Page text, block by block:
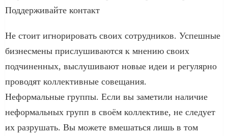
Поддерживайте контакт
Не стоит игнорировать своих сотрудников. Успешные
бизнесмены прислушиваются к мнению своих
подчиненных, выслушивают новые идеи и регулярно
проводят коллективные совещания.
Неформальные группы. Если вы заметили наличие
неформальных групп в своём коллективе, не следует
их разрушать. Вы можете вмешаться лишь в том